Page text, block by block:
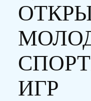
ИГР